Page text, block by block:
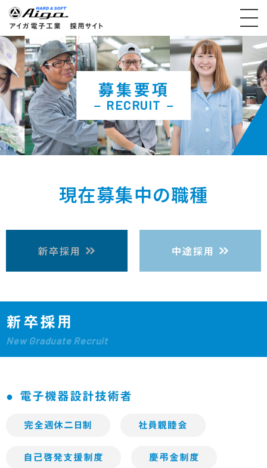
アイガ電子工業 採用サイト
募集要項
RECRUIT
現在募集中の職種
中途採用
新卒採用
新卒採用
New Graduate Recruit
電子機器設計技術者
完全週休二日制 社員親睦会
自己啓発支援制度 慶弔金制度